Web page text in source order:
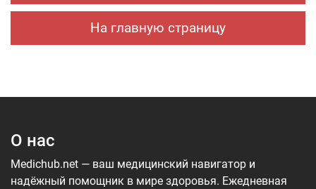
На главную страницу
О нас
Medichub.net — ваш медицинский навигатор и
надёжный помощник в мире здоровья. Ежедневная